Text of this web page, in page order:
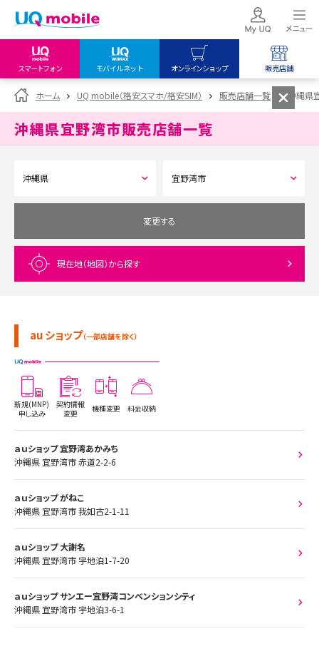
スマートフォン モバイルネット オンラインショップ 販売店舗
my UQ WiMAX
UQ WiMAX ご契約の方
My UQ mobile
データチャージサイト
UQ mobile
オンラインショップ
UQ WiMAX
UQ mobile
販売店舗
UQ WiMAX
ホーム UQ mobile（格安スマホ/格安SIM） 販売店舗一覧 沖縄
沖縄県宜野湾市販売店舗一覧
変更する
現在地（地図）から探す
au ショップ（一部店舗を除く）
新規(MNP)
申し込み
契約情報
変更
機種変更 料金収納
ａｕショップ 宜野湾あかみち
沖縄県 宜野湾市 赤道2-2-6
ａｕショップ がねこ
沖縄県 宜野湾市 我如古2-1-11
ａｕショップ 大謝名
沖縄県 宜野湾市 宇地泊1-7-20
ａｕショップ サンエー宜野湾コンベンションシティ
沖縄県 宜野湾市 宇地泊3-6-1